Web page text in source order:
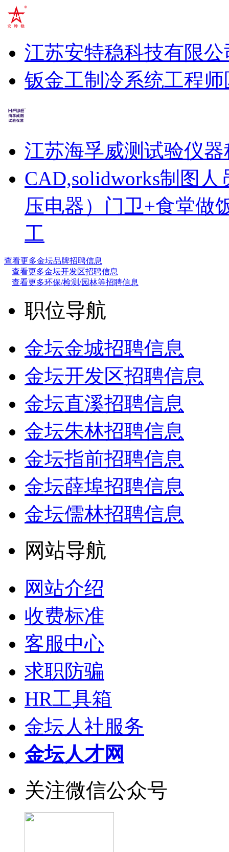
江苏安特稳科技有限公
钣金工制冷系统工程师
江苏海孚威测试验仪
CAD,solidworks制图人
压电器） 门卫+食堂做
工
查看更多金坛品牌招聘信息
查看更多金坛开发区招聘信息
查看更多环保/检测/园林等招聘信息
职位导航
金坛金城招聘信息
金坛开发区招聘信息
金坛直溪招聘信息
金坛朱林招聘信息
金坛指前招聘信息
金坛薛埠招聘信息
金坛儒林招聘信息
网站导航
网站介绍
收费标准
客服中心
求职防骗
HR工具箱
金坛人社服务
金坛人才网
关注微信公众号